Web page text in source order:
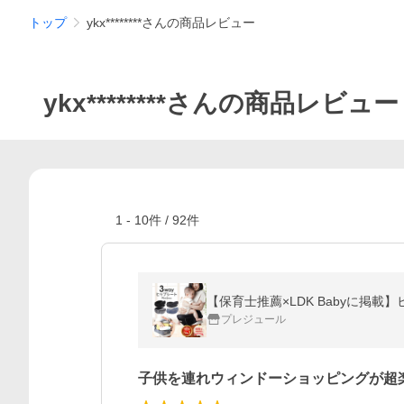
トップ ykx********さんの商品レビュー
ykx********さんの商品レビュー
1 - 10件 / 92件
プレジュール
子供を連れウィンドーショッピングが超